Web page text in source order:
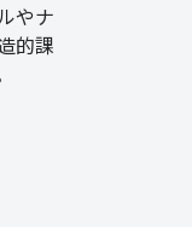
やナ
的課